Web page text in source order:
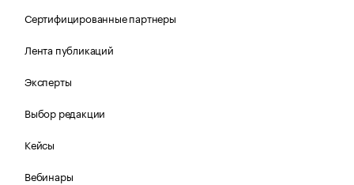
Сертифицированные партнеры
Лента публикаций
Эксперты
Выбор редакции
Кейсы
Вебинары